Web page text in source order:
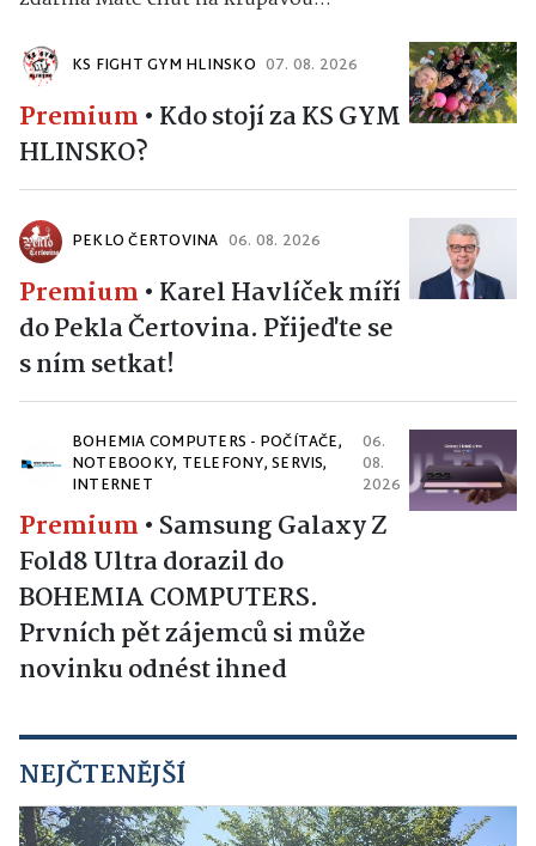
KS FIGHT GYM HLINSKO 07. 08. 2026
Premium • Kdo stojí za KS GYM
HLINSKO?
PEKLO ČERTOVINA 06. 08. 2026
Premium • Karel Havlíček míří
do Pekla Čertovina. Přijeďte se
s ním setkat!
BOHEMIA COMPUTERS - POČÍTAČE,
NOTEBOOKY, TELEFONY, SERVIS,
INTERNET
06.
08.
2026
Premium • Samsung Galaxy Z
Fold8 Ultra dorazil do
BOHEMIA COMPUTERS.
Prvních pět zájemců si může
novinku odnést ihned
NEJČTENĚJŠÍ